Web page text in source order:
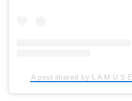
A post shared by L A M U S